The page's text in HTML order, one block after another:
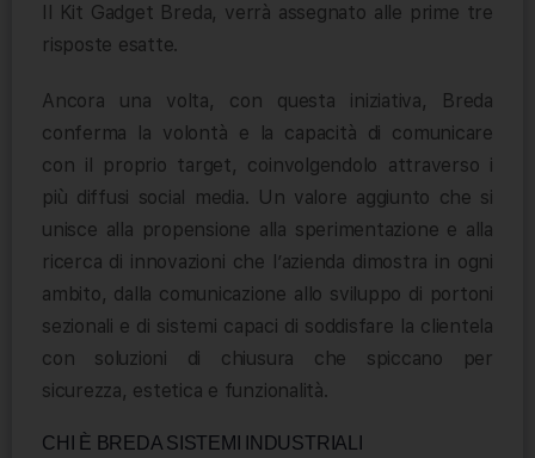
Il Kit Gadget Breda, verrà assegnato alle prime tre
risposte esatte.
Ancora una volta, con questa iniziativa, Breda
conferma la volontà e la capacità di comunicare
con il proprio target, coinvolgendolo attraverso i
più diffusi social media. Un valore aggiunto che si
unisce alla propensione alla sperimentazione e alla
ricerca di innovazioni che l’azienda dimostra in ogni
ambito, dalla comunicazione allo sviluppo di portoni
sezionali e di sistemi capaci di soddisfare la clientela
con soluzioni di chiusura che spiccano per
sicurezza, estetica e funzionalità.
CHI È BREDA SISTEMI INDUSTRIALI